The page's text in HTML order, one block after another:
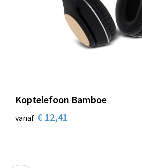
Koptelefoon Bamboe
vanaf € 12,41